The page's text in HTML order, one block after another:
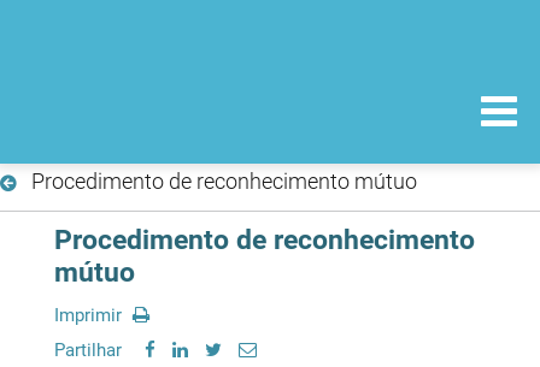
Procedimento de reconhecimento mútuo
Procedimento de reconhecimento
mútuo
Imprimir
Partilhar